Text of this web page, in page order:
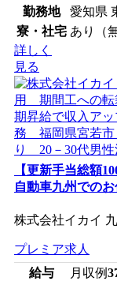
勤務地
愛知県
寮・社宅 あり（
詳しく
見る
【更新手当総額
自動車九州でのお
株式会社イカイ
プレミア求人
給与
月収例